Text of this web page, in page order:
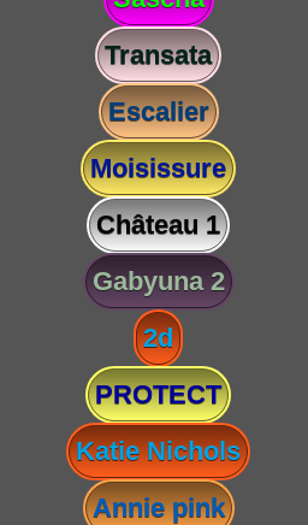
Transata
Escalier
Moisissure
Château 1
Gabyuna 2
2d
PROTECT
Katie Nichols
Annie pink